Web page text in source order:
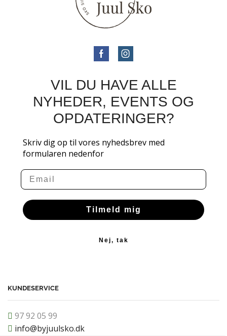
VIL DU HAVE ALLE
NYHEDER, EVENTS OG
OPDATERINGER?
Skriv dig op til vores nyhedsbrev med
formularen nedenfor
Email
Tilmeld mig
Nej, tak
KUNDESERVICE
97 92 05 99
info@byjuulsko.dk